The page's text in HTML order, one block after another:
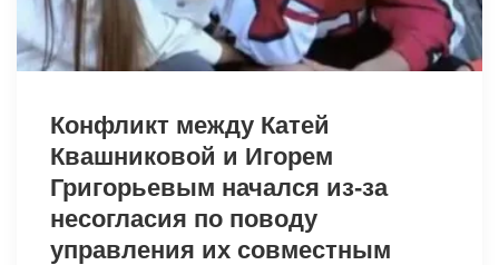
Конфликт между Катей
Квашниковой и Игорем
Григорьевым начался из-за
несогласия по поводу
управления их совместным